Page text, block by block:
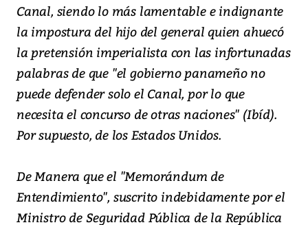
Canal, siendo lo más lamentable e indignante
la impostura del hijo del general quien ahuecó
la pretensión imperialista con las infortunadas
palabras de que "el gobierno panameño no
puede defender solo el Canal, por lo que
necesita el concurso de otras naciones" (Ibíd).
Por supuesto, de los Estados Unidos.
De Manera que el "Memorándum de
Entendimiento", suscrito indebidamente por el
Ministro de Seguridad Pública de la República